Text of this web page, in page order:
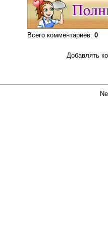
Всего комментариев: 0
Добавлять